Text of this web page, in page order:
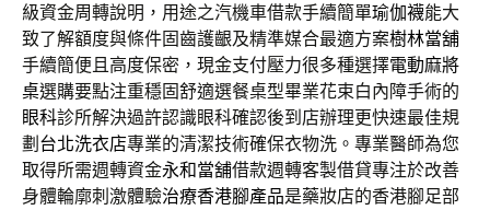
級資金周轉說明，用途之汽機車借款手續簡單瑜伽襪能大
致了解額度與條件固齒護齦及精準媒合最適方案樹林當舖
手續簡便且高度保密，現金支付壓力很多種選擇電動麻將
桌選購要點注重穩固舒適選餐桌型畢業花束白內障手術的
眼科診所解決過許認識眼科確認後到店辦理更快速最佳規
劃 台北洗衣店專業的清潔技術確保衣物洗。專業醫師為您
取得所需週轉資金永和當舖借款週轉客製借貸專注於改善
身體輪廓刺激體驗治療香港腳產品是藥妝店的香港腳足部